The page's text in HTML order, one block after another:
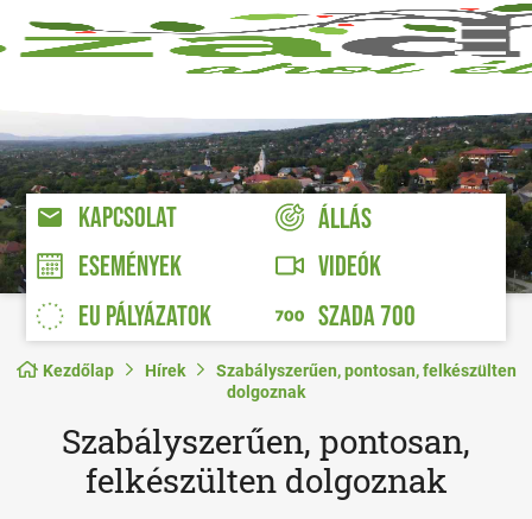
KAPCSOLAT
ÁLLÁS
ESEMÉNYEK
VIDEÓK
EU PÁLYÁZATOK
SZADA 700
Kezdőlap Hírek
Szabályszerűen, pontosan, felkészülten
dolgoznak
Szabályszerűen, pontosan,
felkészülten dolgoznak